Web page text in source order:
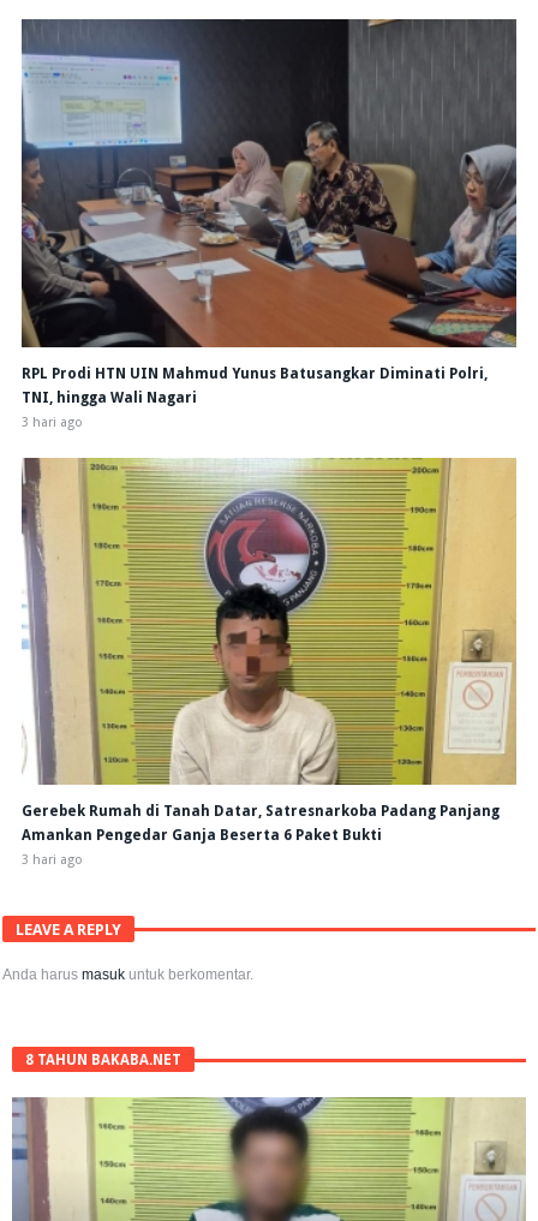
RPL Prodi HTN UIN Mahmud Yunus Batusangkar Diminati Polri,
TNI, hingga Wali Nagari
3 hari ago
Gerebek Rumah di Tanah Datar, Satresnarkoba Padang Panjang
Amankan Pengedar Ganja Beserta 6 Paket Bukti
3 hari ago
LEAVE A REPLY
Anda harusmasuk untuk berkomentar.
8 TAHUN BAKABA.NET